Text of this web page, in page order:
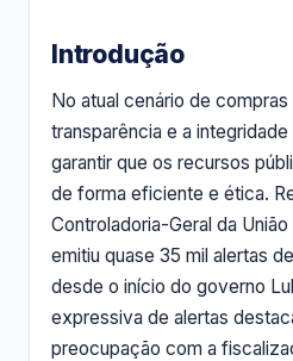
Introdução
No atual cenário de
transparência e a
garantir que os recursos
de forma eficiente e ética.
Controladoria-Geral da
emitiu quase 35 mil alertas
desde o início do governo
expressiva de alertas
preocupação com a